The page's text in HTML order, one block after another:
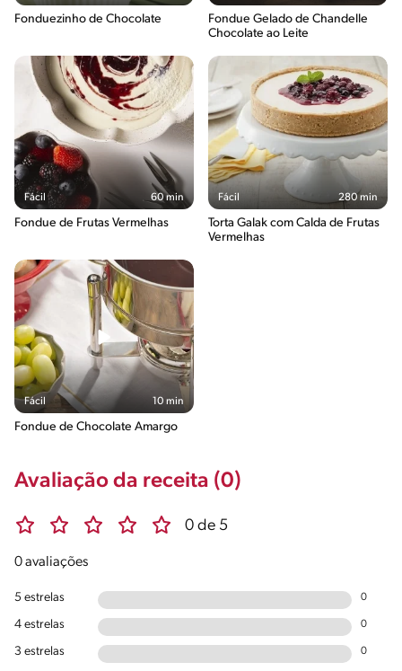
Fonduezinho de Chocolate
Fondue Gelado de Chandelle
Chocolate ao Leite
Fácil 60 min
Fondue de Frutas Vermelhas
Fácil 280 min
Torta Galak com Calda de Frutas
Vermelhas
Fácil 10 min
Fondue de Chocolate Amargo
Avaliação da receita (0)
0 de 5
0 avaliações
5 estrelas 0
4 estrelas 0
3 estrelas 0